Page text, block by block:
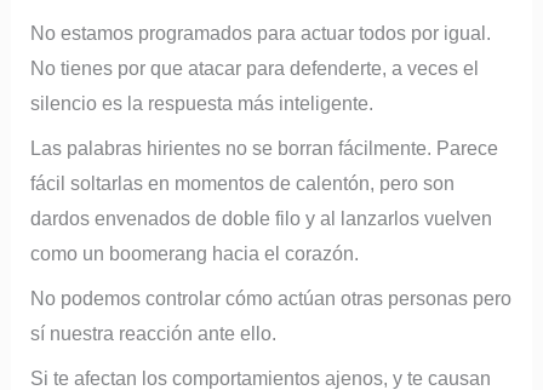
No estamos programados para actuar todos por igual.
No tienes por que atacar para defenderte, a veces el
silencio es la respuesta más inteligente.
Las palabras hirientes no se borran fácilmente. Parece
fácil soltarlas en momentos de calentón, pero son
dardos envenados de doble filo y al lanzarlos vuelven
como un boomerang hacia el corazón.
No podemos controlar cómo actúan otras personas pero
sí nuestra reacción ante ello.
Si te afectan los comportamientos ajenos, y te causan